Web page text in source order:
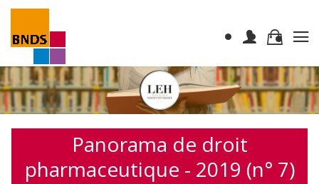
Panorama de droit
pharmaceutique - 2019 (n° 7)